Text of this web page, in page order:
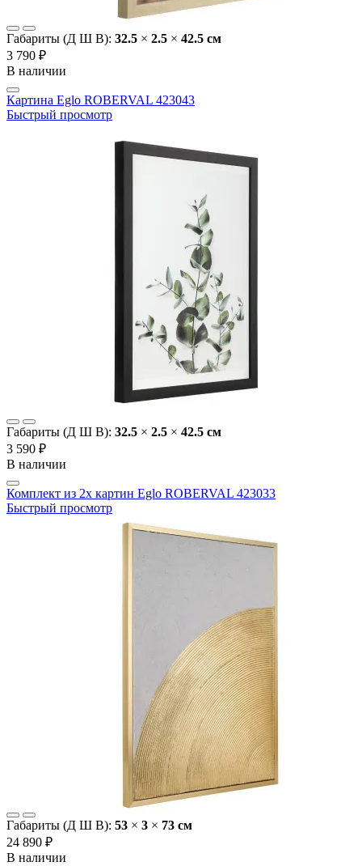
Габариты (Д Ш В): 32.5 × 2.5 × 42.5 cм
3 790 ₽
В наличии
Картина Eglo ROBERVAL 423043
Быстрый просмотр
Габариты (Д Ш В): 32.5 × 2.5 × 42.5 cм
3 590 ₽
В наличии
Комплект из 2х картин Eglo ROBERVAL 423033
Быстрый просмотр
Габариты (Д Ш В): 53 × 3 × 73 cм
24 890 ₽
В наличии